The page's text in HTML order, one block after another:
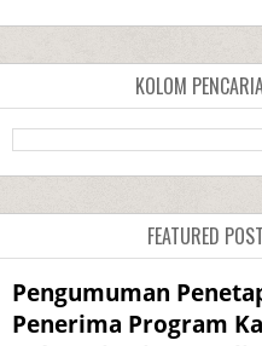
KOLOM
FEATURED POST
Pengumuman
Penerima Program